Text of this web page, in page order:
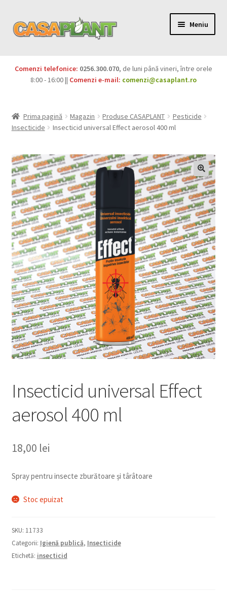
Meniu
Pesticide
copil
Produse BIO
Igienă publică
Casa și grădina
Extinde
meniul
copil
Sere și solarii
Extinde
meniul
copil
Comenzi telefonice: 0256.300.070, de luni până vineri, între orele
8:00 - 16:00 || Comenzi e-mail: comenzi@casaplant.ro
Prima pagină Magazin Produse CASAPLANT
Pesticide
Insecticide
Insecticid universal Effect aerosol 400 ml
Insecticid universal Effect
aerosol 400 ml
18,00 lei
Spray pentru insecte zburătoare și târâtoare
Stoc epuizat
SKU: 11733
Categorii: Igienă publică, Insecticide
Etichetă: insecticid